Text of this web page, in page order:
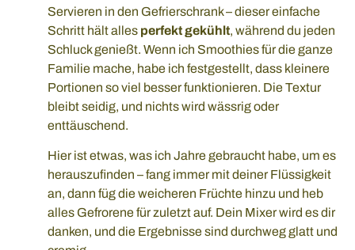
Servieren in den Gefrierschrank – dieser einfache
Schritt hält alles perfekt gekühlt, während du jeden
Schluck genießt. Wenn ich Smoothies für die ganze
Familie mache, habe ich festgestellt, dass kleinere
Portionen so viel besser funktionieren. Die Textur
bleibt seidig, und nichts wird wässrig oder
enttäuschend.
Hier ist etwas, was ich Jahre gebraucht habe, um es
herauszufinden – fang immer mit deiner Flüssigkeit
an, dann füg die weicheren Früchte hinzu und heb
alles Gefrorene für zuletzt auf. Dein Mixer wird es dir
danken, und die Ergebnisse sind durchweg glatt und